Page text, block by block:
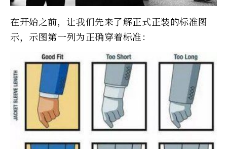
在开始之前，让我们先来了解正式正装的标准图
示，示图第一列为正确穿着标准：